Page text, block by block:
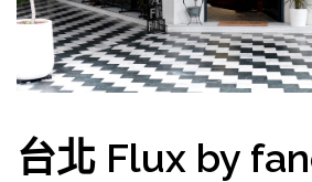
台北 Flux by